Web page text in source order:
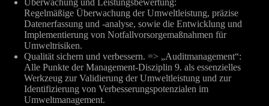
Überwachung und Leistungsbewertung:
Regelmäßige Überwachung der Umweltleistung, präzise
Datenerfassung und -analyse, sowie die Entwicklung und
Implementierung von Notfallvorsorgemaßnahmen für
Umweltrisiken.
Qualität sichern und verbessern. => „Auditmanagement“:
Alle Punkte der Management-Disziplin 9. als essenzielles
Werkzeug zur Validierung der Umweltleistung und zur
Identifizierung von Verbesserungspotenzialen im
Umweltmanagement.